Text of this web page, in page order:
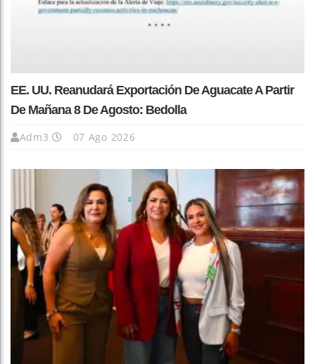
EE. UU. Reanudará Exportación De Aguacate A Partir
De Mañana 8 De Agosto: Bedolla
Adm3 07 Ago 2026